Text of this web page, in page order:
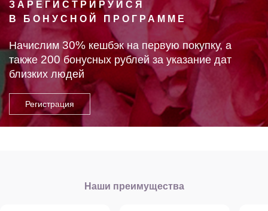
ЗАРЕГИСТРИРУЙСЯ
В БОНУСНОЙ ПРОГРАММЕ
Начислим 30% кешбэк на первую покупку, а
также 200 бонусных рублей за указание дат
близких людей
Наши преимущества